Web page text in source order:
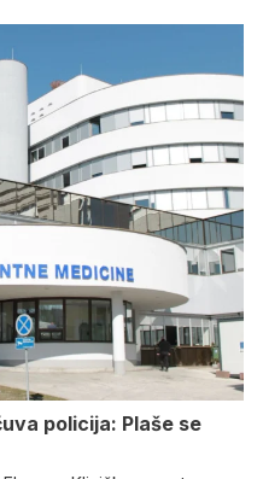
policija: Plaše se